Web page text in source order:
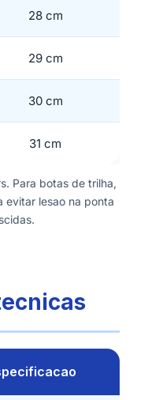
28 cm
29 cm
30 cm
31 cm
Para botas de trilha,
evitar lesao na ponta